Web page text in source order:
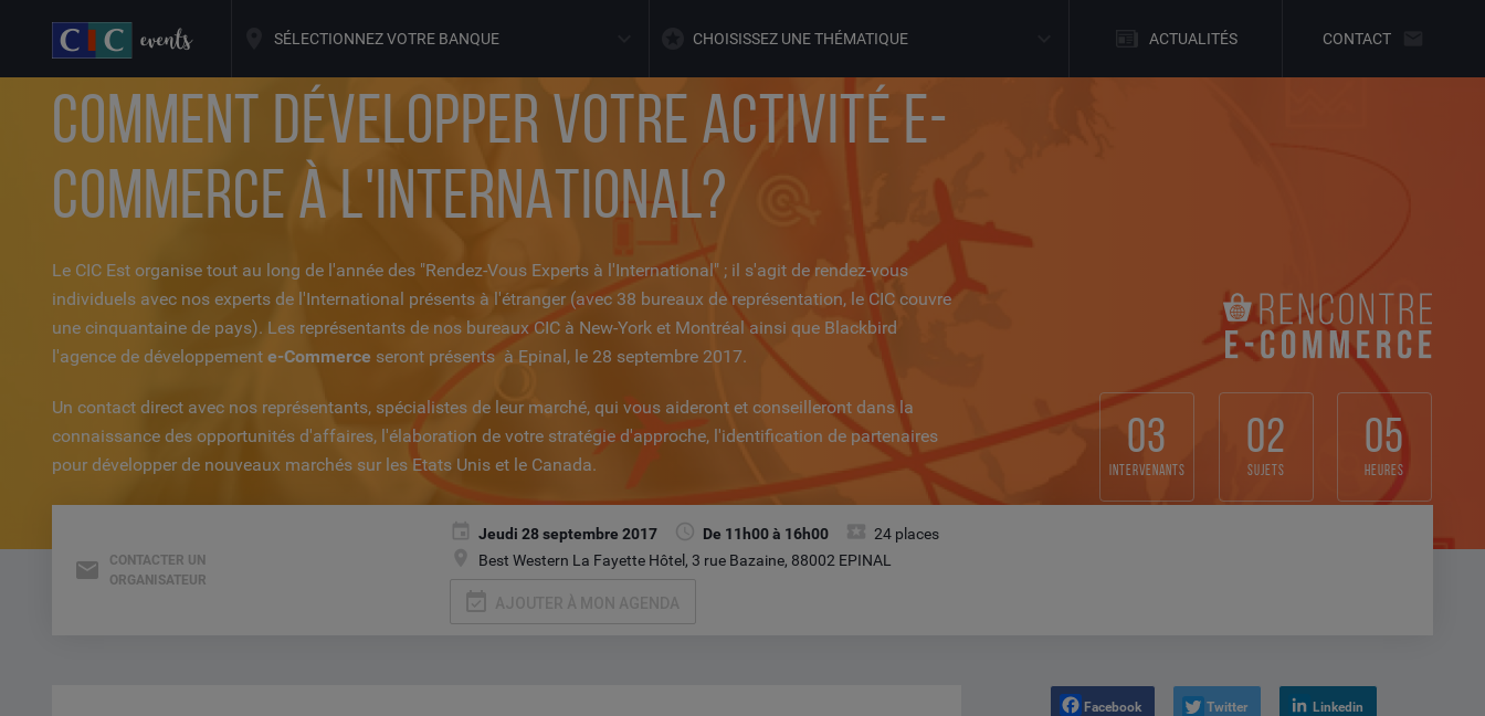
SÉLECTIONNEZ VOTRE BANQUE CHOISISSEZ UNE THÉMATIQUE CONTACT
ACTUALITÉS
COMMENT DÉVELOPPER VOTRE ACTIVITÉ E-
COMMERCE À L'INTERNATIONAL?
Le CIC Est organise tout au long de l'année des "Rendez-Vous Experts à l'International" ; il s'agit de rendez-vous
individuels avec nos experts de l'International présents à l'étranger (avec 38 bureaux de représentation, le CIC couvre
une cinquantaine de pays). Les représentants de nos bureaux CIC à New-York et Montréal ainsi que Blackbird
l'agence de développement e-Commerce seront présents à Epinal, le 28 septembre 2017.
Un contact direct avec nos représentants, spécialistes de leur marché, qui vous aideront et conseilleront dans la
connaissance des opportunités d'affaires, l'élaboration de votre stratégie d'approche, l'identification de partenaires
pour développer de nouveaux marchés sur les Etats Unis et le Canada.
03
intervenants
02
sujets
05
heures
CONTACTER UN
ORGANISATEUR
Jeudi 28 septembre 2017 De 11h00 à 16h00
24 places
Best Western La Fayette Hôtel, 3 rue Bazaine, 88002 EPINAL
Facebook Twitter Linkedin